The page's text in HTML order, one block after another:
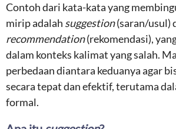
Contoh dari kata-kata yang
mirip adalah suggestion(saran/usul)
recommendation(rekomendasi),
dalam konteks kalimat yang salah.
perbedaan diantara keduanya agar
secara tepat dan efektif, terutama
formal.